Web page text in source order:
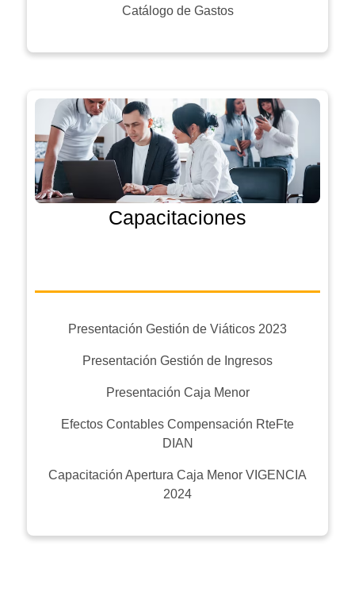
Catálogo de Gastos
Capacitaciones
Presentación Gestión de Viáticos 2023
Presentación Gestión de Ingresos
Presentación Caja Menor
Efectos Contables Compensación RteFte
DIAN
Capacitación Apertura Caja Menor VIGENCIA
2024